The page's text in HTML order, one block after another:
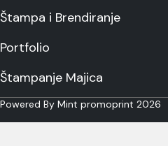
Štampa i Brendiranje
Portfolio
Štampanje Majica
Powered By Mint promoprint 2026